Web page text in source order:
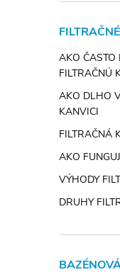
AKO ČASTO
FILTRAČNÚ
AKO DLHO
KANVICI
FILTRAČNÁ
AKO
VÝHODY
DRUHY